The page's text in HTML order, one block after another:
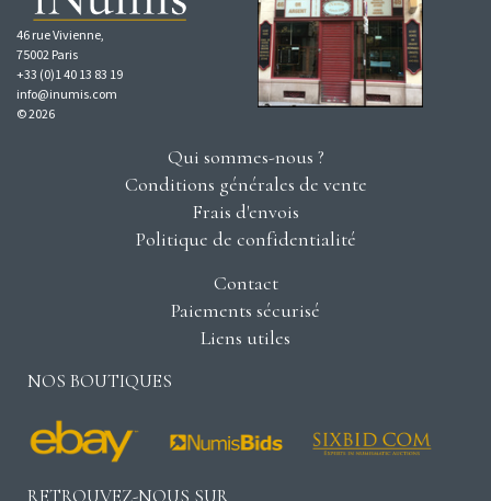
46 rue Vivienne,
75002 Paris
+33 (0)1 40 13 83 19
info@inumis.com
© 2026
Qui sommes-nous ?
Conditions générales de vente
Frais d'envois
Politique de confidentialité
Contact
Paiements sécurisé
Liens utiles
NOS BOUTIQUES
RETROUVEZ-NOUS SUR